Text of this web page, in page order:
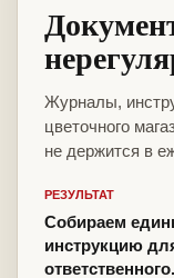
Журналы,
цветочного
не держится в
РЕЗУЛЬТАТ
Собираем
инструкцию
ответственного.